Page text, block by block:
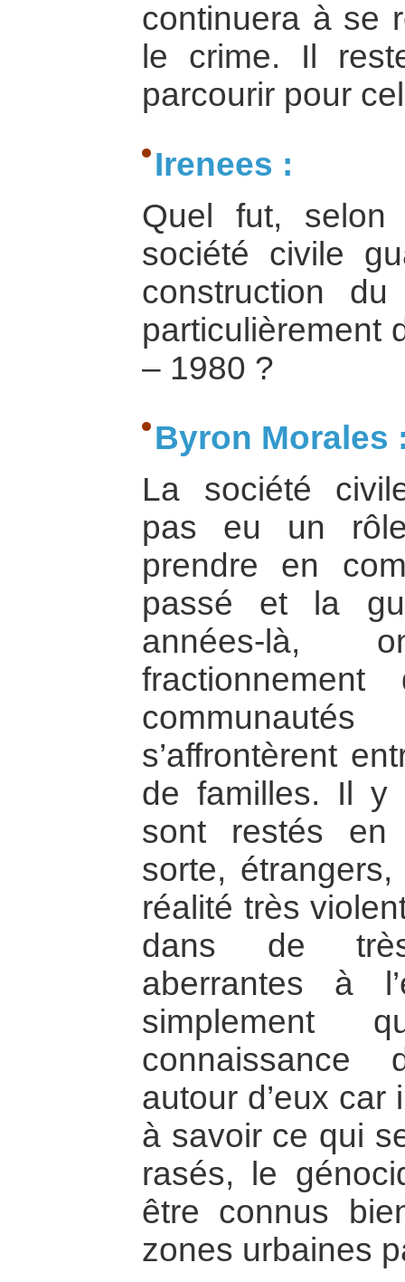
continuera à se
le crime. Il
parcourir pour
Irenees :
Quel fut,
société civile
construction
particulièrement
– 1980 ?
Byron Morales
La société
pas eu un
prendre en
passé et la
années-là,
s’affrontèrent
de familles. Il
sont restés en
sorte, étrangers,
réalité très
dans de
aberrantes à
simplement
connaissance
autour d’eux
à savoir ce qui
rasés, le
être connus
zones urbaines